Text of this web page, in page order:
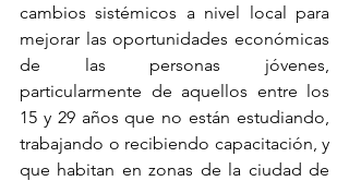
cambios sistémicos a nivel local para
mejorar las oportunidades económicas
de las personas jóvenes,
particularmente de aquellos entre los
15 y 29 años que no están estudiando,
trabajando o recibiendo capacitación, y
que habitan en zonas de la ciudad de